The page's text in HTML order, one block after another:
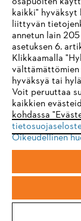
Palvelut
Yleiset ehdot
Evästeet
Koivupuistontie 10
IHR
Sie nutzen
eine optimale
einem der
Firefox
kaikki" hyväksyt
liittyvän
annetun lain
asetuksen 6.
Klikkaamalla
hyväksyä tai
Voit peruuttaa
kaikkien
kohdassa
Oikeudellinen